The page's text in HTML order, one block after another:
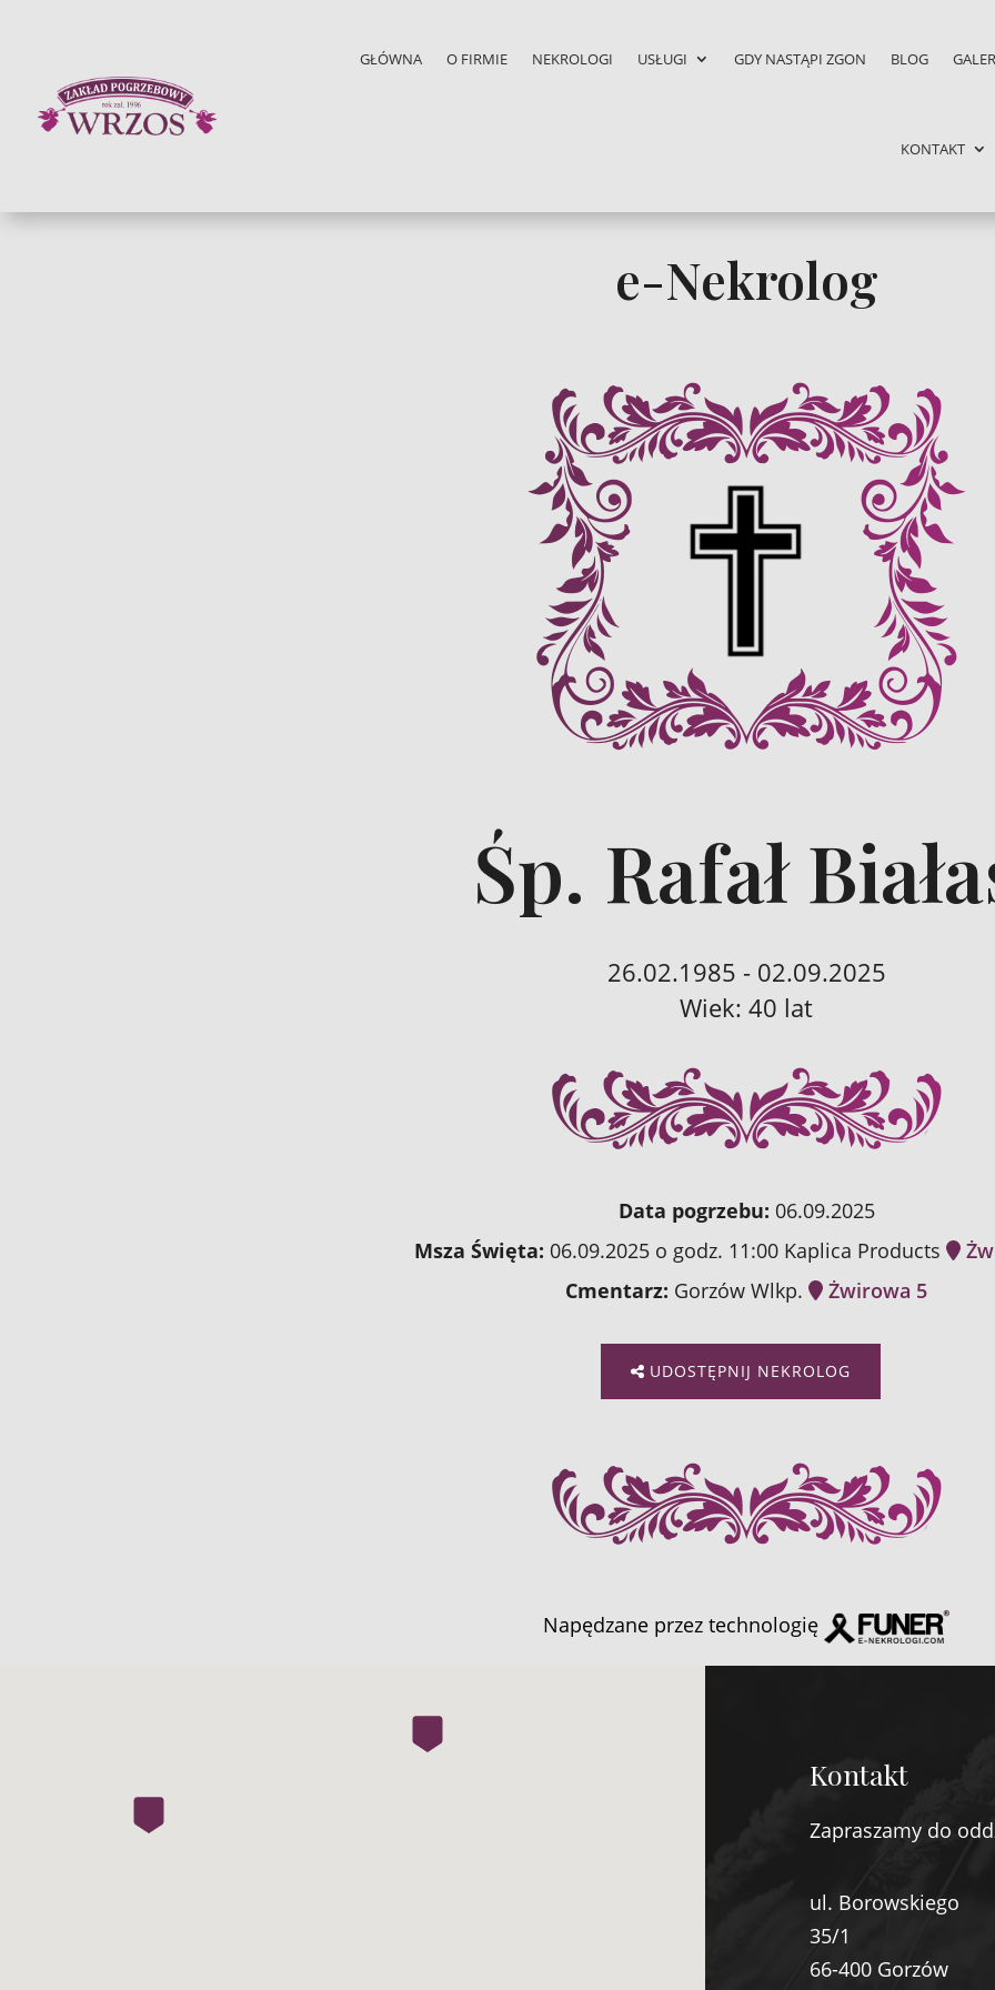
GŁÓWNA O FIRMIE NEKROLOGI USŁUGI GDY NASTĄPI ZGON BLOG
KONTAKT
e-Nekrolog
Śp. Rafał
26.02.1985 - 02.09.2025
Wiek: 40 lat
Data pogrzebu: 06.09.2025
Msza Święta: 06.09.2025 o godz. 11:00 Kaplica Products
Cmentarz: Gorzów Wlkp. Żwirowa 5
UDOSTĘPNIJ NEKROLOG
Napędzane przez technologię
Kontakt
Zapraszamy do
ul. Borowskiego
35/1
66-400 Gorzów